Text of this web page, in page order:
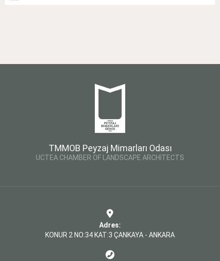
TMMOB Peyzaj Mimarları Odası
UCTEA CHAMBER OF LANDSCAPE ARCHITECTS
Adres:
KONUR 2 NO:34 KAT:3 ÇANKAYA - ANKARA